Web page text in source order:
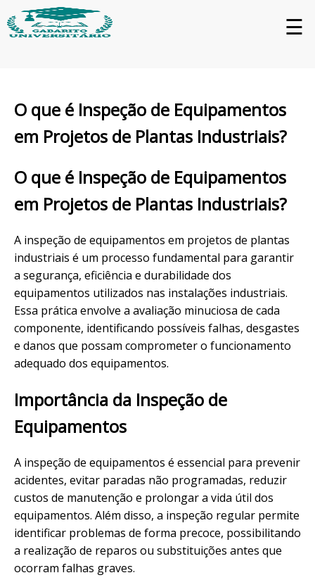
☰
O que é Inspeção de Equipamentos
em Projetos de Plantas Industriais?
O que é Inspeção de Equipamentos
em Projetos de Plantas Industriais?
A inspeção de equipamentos em projetos de plantas
industriais é um processo fundamental para garantir
a segurança, eficiência e durabilidade dos
equipamentos utilizados nas instalações industriais.
Essa prática envolve a avaliação minuciosa de cada
componente, identificando possíveis falhas, desgastes
e danos que possam comprometer o funcionamento
adequado dos equipamentos.
Importância da Inspeção de
Equipamentos
A inspeção de equipamentos é essencial para prevenir
acidentes, evitar paradas não programadas, reduzir
custos de manutenção e prolongar a vida útil dos
equipamentos. Além disso, a inspeção regular permite
identificar problemas de forma precoce, possibilitando
a realização de reparos ou substituições antes que
ocorram falhas graves.